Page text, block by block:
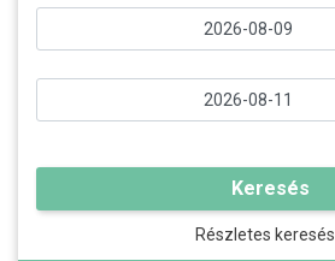
Keresés
Részletes keresés